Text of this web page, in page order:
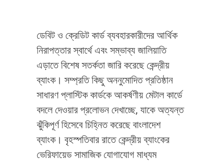
ডেবিট ও ক্রেডিট কার্ড ব্যবহারকারীদের আর্থিক
নিরাপত্তার স্বার্থে এবং সম্ভাব্য জালিয়াতি
এড়াতে বিশেষ সতর্কতা জারি করেছে কেন্দ্রীয়
ব্যাংক। সম্প্রতি কিছু অননুমোদিত প্রতিষ্ঠান
সাধারণ প্লাস্টিক কার্ডকে আকর্ষণীয় মেটাল কার্ডে
বদলে দেওয়ার প্রলোভন দেখাচ্ছে, যাকে অত্যন্ত
ঝুঁকিপূর্ণ হিসেবে চিহ্নিত করেছে বাংলাদেশ
ব্যাংক। বৃহস্পতিবার রাতে কেন্দ্রীয় ব্যাংকের
ভেরিফায়েড সামাজিক যোগাযোগ মাধ্যম